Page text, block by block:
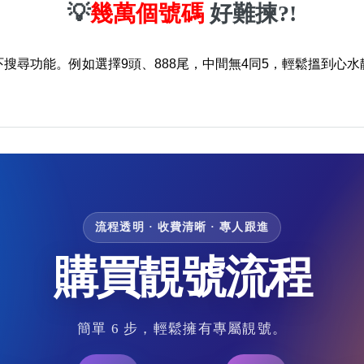
💡幾萬個號碼 好難揀?!
搜尋功能。例如選擇9頭、888尾，中間無4同5，輕鬆搵到心水
流程透明 · 收費清晰 · 專人跟進
購買靚號流程
簡單 6 步，輕鬆擁有專屬靚號。